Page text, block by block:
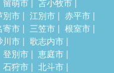
留萌市
苫小牧市
別市 江別市
赤平市
寄市 三笠市
根室市
川市
歌志内市
登別市
恵庭市
石狩市
北斗市